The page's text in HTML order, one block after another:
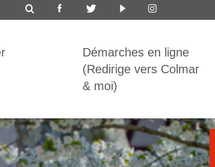
ICON
Démarches en ligne
(Redirige vers Colmar
& moi)